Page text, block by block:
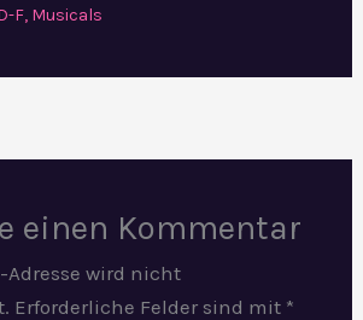
F, Musicals
einen Kommentar
Adresse wird nicht
Erforderliche Felder sind mit *